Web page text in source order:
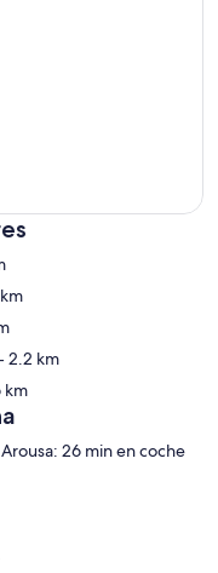
2.2 km
km
26 min en coche